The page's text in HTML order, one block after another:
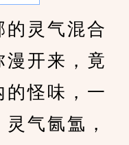
灵气混合
漫开来，竟
的怪味，一
气氤氲，